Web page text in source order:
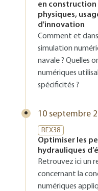
en construction
physiques,
d'innovation
Comment et
simulation
navale ? Quelles
numériques
spécificités ?
10 septembre
REX38
Optimiser les
hydrauliques
Retrouvez ici un
concernant la
numériques